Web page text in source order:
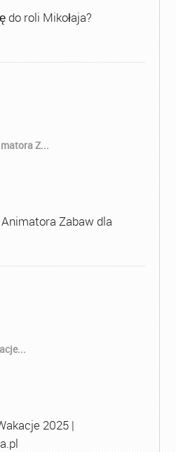
do roli Mikołaja?
Z...
Zabaw dla
2025 |